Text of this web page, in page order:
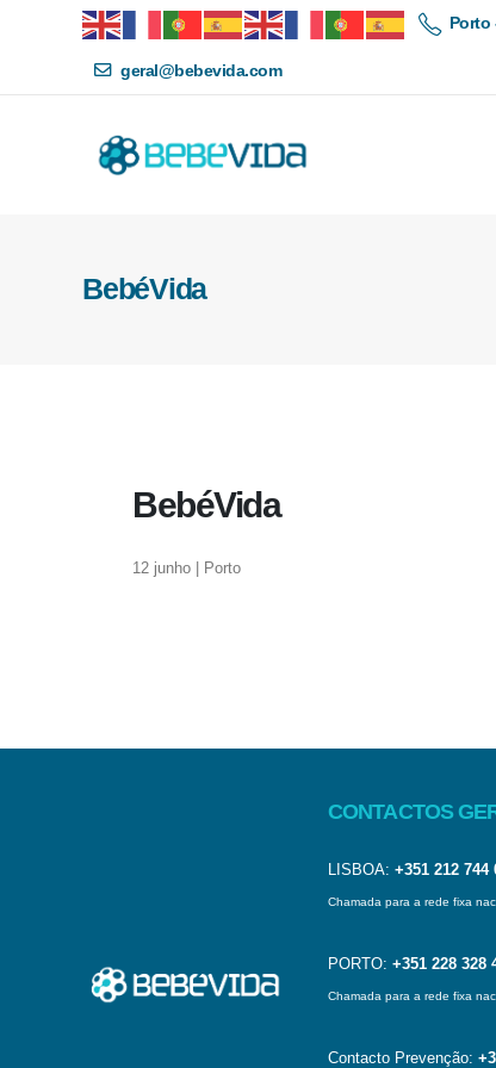
Porto
geral@bebevida.com
BebéVida
BebéVida
12 junho | Porto
CONTACTOS
LISBOA: +351 212 744
Chamada para a rede fixa
PORTO: +351 228 328
Chamada para a rede fixa
Contacto Prevenção: